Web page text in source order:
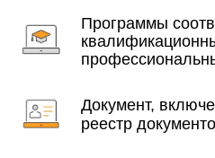
Программы
Документ,
реестр